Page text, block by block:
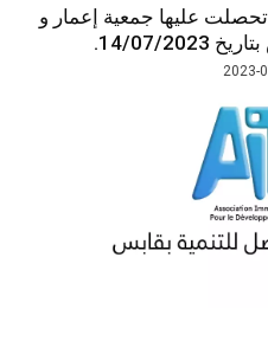
تحصلت عليها جمعية إعمار و
07/2023.